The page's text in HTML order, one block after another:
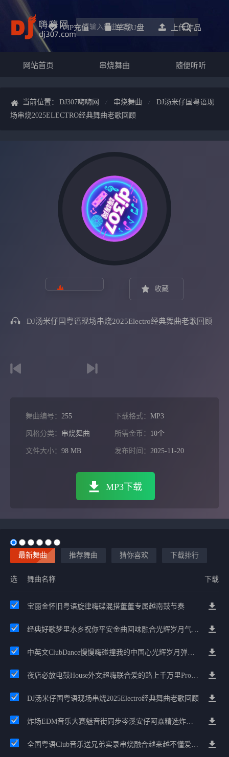
VIP充值 车载u盘 上传作品
网站首页 串烧舞曲 随便听听
当前位置： DJ307嗨嗨网 串烧舞曲
DJ汤米仔国粤语现
场串烧2025ELECTRO经典舞曲老歌回顾
收藏
DJ汤米仔国粤语现场串烧2025Electro经典舞曲老歌回顾
舞曲编号： 255 下载格式： MP3
风格分类： 串烧舞曲 所需金币： 10个
文件大小： 98 MB 发布时间： 2025-11-20
MP3下载
最新舞曲 推荐舞曲 猜你喜欢 下载排行
选 舞曲名称 下载
宝丽金怀旧粤语旋律嗨碟混搭董董专属越南鼓节奏
经典好歌梦里水乡祝你平安金曲回味融合光辉岁月气氛中文兄弟串烧
中英文ClubDance慢慢嗨碰撞我的中国心光辉岁月弹鼓车载
夜店必放电鼓House外文超嗨联合爱的路上千万里Prog包房漫步上头
DJ汤米仔国粤语现场串烧2025Electro经典舞曲老歌回顾
炸场EDM音乐大赛魅音街同步岑溪安仔阿焱精选炸场歌路串烧
全国粤语Club音乐送兄弟实录串烧融合越来越不懂爱的哲学遗憾专辑